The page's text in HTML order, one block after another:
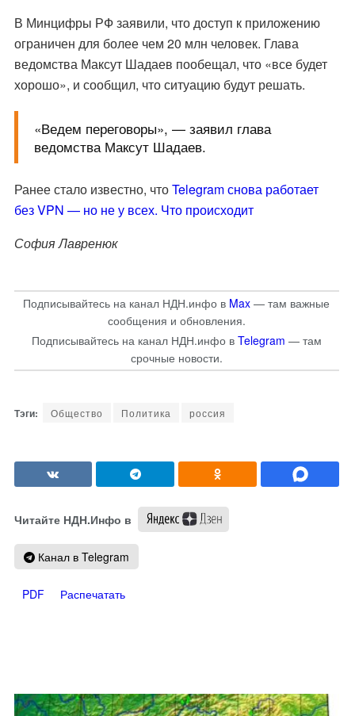
В Минцифры РФ заявили, что доступ к приложению
ограничен для более чем 20 млн человек. Глава
ведомства Максут Шадаев пообещал, что «все будет
хорошо», и сообщил, что ситуацию будут решать.
«Ведем переговоры», — заявил глава
ведомства Максут Шадаев.
Ранее стало известно, чтоTelegram снова работает
без VPN — но не у всех. Что происходит
София Лавренюк
Подписывайтесь на канал НДН.инфо в Max — там важные
сообщения и обновления.
Подписывайтесь на канал НДН.инфо в Telegram — там
срочные новости.
Общество Политика россия
Читайте НДН.Инфо в
Канал в Telegram
PDF Распечатать